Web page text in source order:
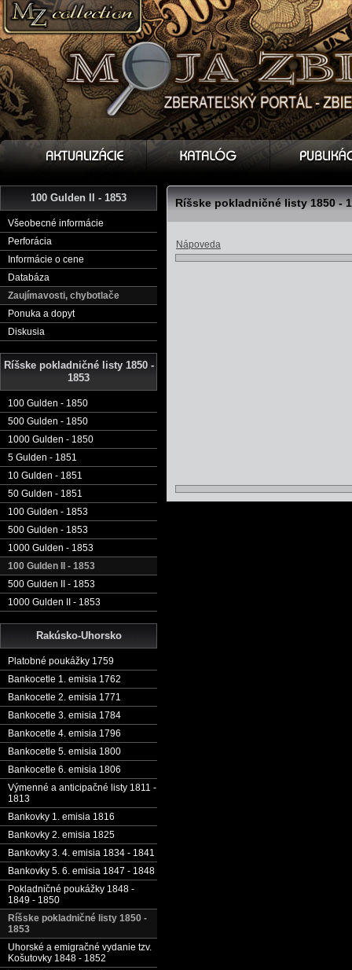
100 Gulden II - 1853
Všeobecné informácie
Perforácia
Informácie o cene
Databáza
Zaujímavosti, chybotlače
Ponuka a dopyt
Diskusia
Ríšske pokladničné listy 1850 -
1853
100 Gulden - 1850
500 Gulden - 1850
1000 Gulden - 1850
5 Gulden - 1851
10 Gulden - 1851
50 Gulden - 1851
100 Gulden - 1853
500 Gulden - 1853
1000 Gulden - 1853
100 Gulden II - 1853
500 Gulden II - 1853
1000 Gulden II - 1853
Rakúsko-Uhorsko
Platobné poukážky 1759
Bankocetle 1. emisia 1762
Bankocetle 2. emisia 1771
Bankocetle 3. emisia 1784
Bankocetle 4. emisia 1796
Bankocetle 5. emisia 1800
Bankocetle 6. emisia 1806
Výmenné a anticipačné listy 1811 -
1813
Bankovky 1. emisia 1816
Bankovky 2. emisia 1825
Bankovky 3. 4. emisia 1834 - 1841
Bankovky 5. 6. emisia 1847 - 1848
Pokladničné poukážky 1848 -
1849 - 1850
Ríšske pokladničné listy 1850 -
1853
Uhorské a emigračné vydanie tzv.
Košutovky 1848 - 1852
Ríšske pokladničné listy 1850 -
Nápoveda